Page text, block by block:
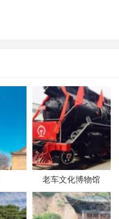
老车文化博物馆